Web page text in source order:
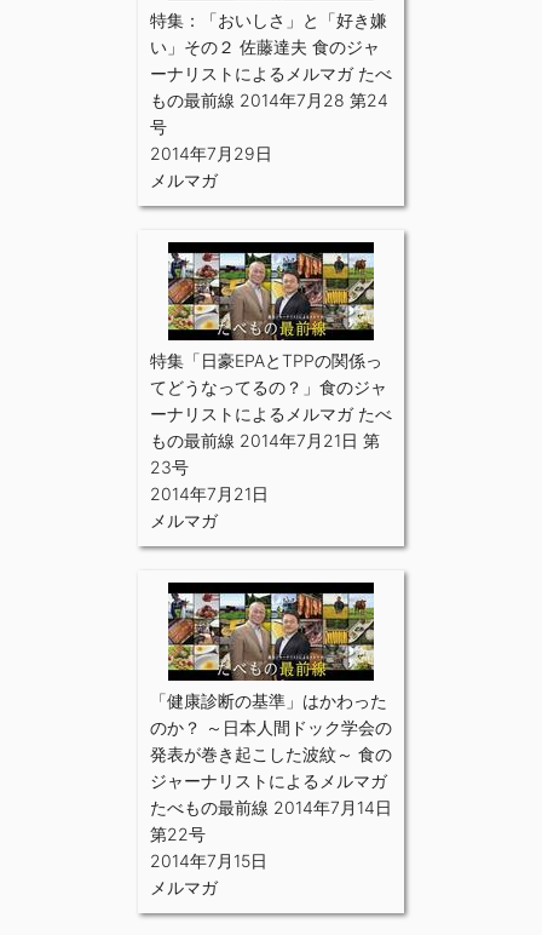
特集：「おいしさ」と「好き嫌
い」その２ 佐藤達夫 食のジャ
ーナリストによるメルマガ たべ
もの最前線 2014年7月28 第24
号
2014年7月29日
メルマガ
特集「日豪EPAとTPPの関係っ
てどうなってるの？」食のジャ
ーナリストによるメルマガ たべ
もの最前線 2014年7月21日 第
23号
2014年7月21日
メルマガ
「健康診断の基準」はかわった
のか？ ～日本人間ドック学会の
発表が巻き起こした波紋～ 食の
ジャーナリストによるメルマガ
たべもの最前線 2014年7月14日
第22号
2014年7月15日
メルマガ